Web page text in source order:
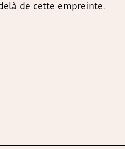
de cette empreinte.